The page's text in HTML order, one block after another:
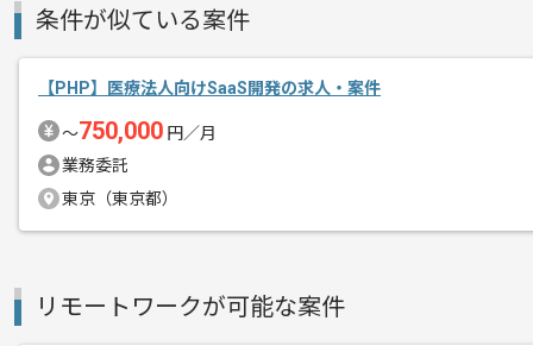
基本的には常駐での作業を見込んでおり
条件が似ている案件
【PHP】医療法人向けSaaS開発の求人・案件
〜750,000 円／月
業務委託
東京（東京都）
リモートワークが可能な案件